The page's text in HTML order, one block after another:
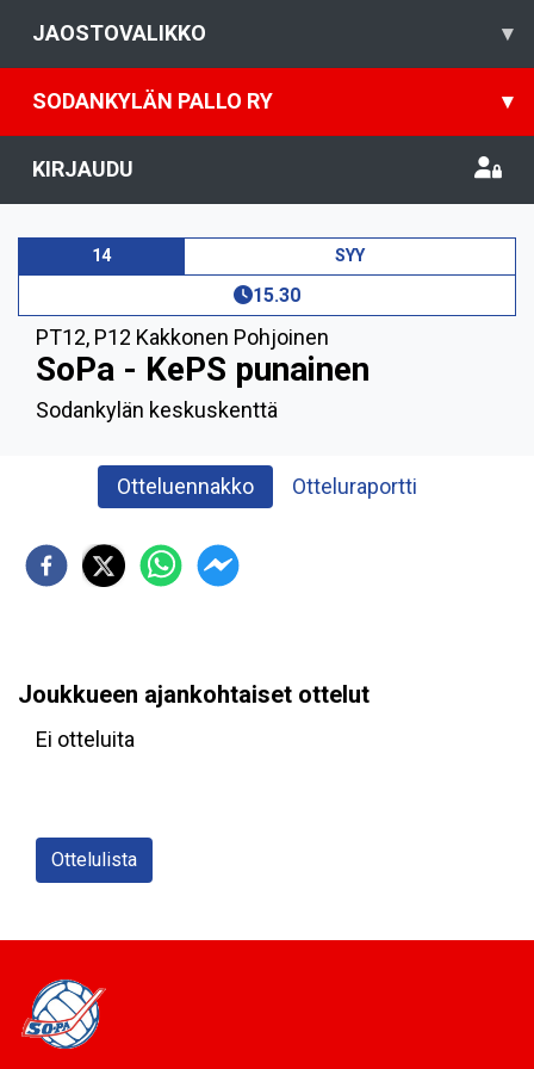
JAOSTOVALIKKO ▾
SODANKYLÄN PALLO RY ▾
KIRJAUDU
14 SYY
15.30
PT12, P12 Kakkonen Pohjoinen
SoPa - KePS punainen
Sodankylän keskuskenttä
Otteluennakko Otteluraportti
Joukkueen ajankohtaiset ottelut
Ei otteluita
Ottelulista